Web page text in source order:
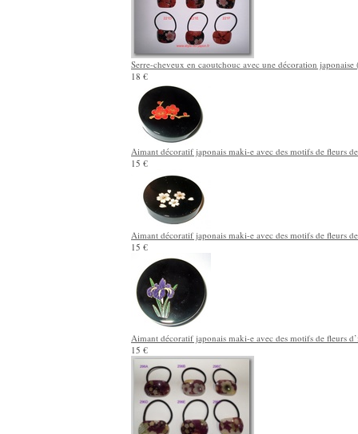
Serre-cheveux en caoutchouc avec une décoration
18 €
Aimant décoratif japonais maki-e avec des motifs de fleurs
15 €
Aimant décoratif japonais maki-e avec des motifs de fleurs
15 €
Aimant décoratif japonais maki-e avec des motifs de fleurs
15 €